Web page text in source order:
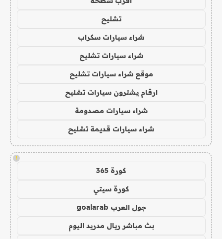
تشليح
شراء سيارات سكراب
شراء سيارات تشليح
موقع شراء سيارات تشليح
ارقام يشترون سيارات تشليح
شراء سيارات مصدومة
شراء سيارات قديمة تشليح
!
كورة 365
كورة سيتي
جول العرب goalarab
بث مباشر ريال مدريد اليوم